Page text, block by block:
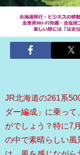
JR北海道の261系
ダー編成」に乗っ
がでしょう？特に7
の中で素晴らしい風